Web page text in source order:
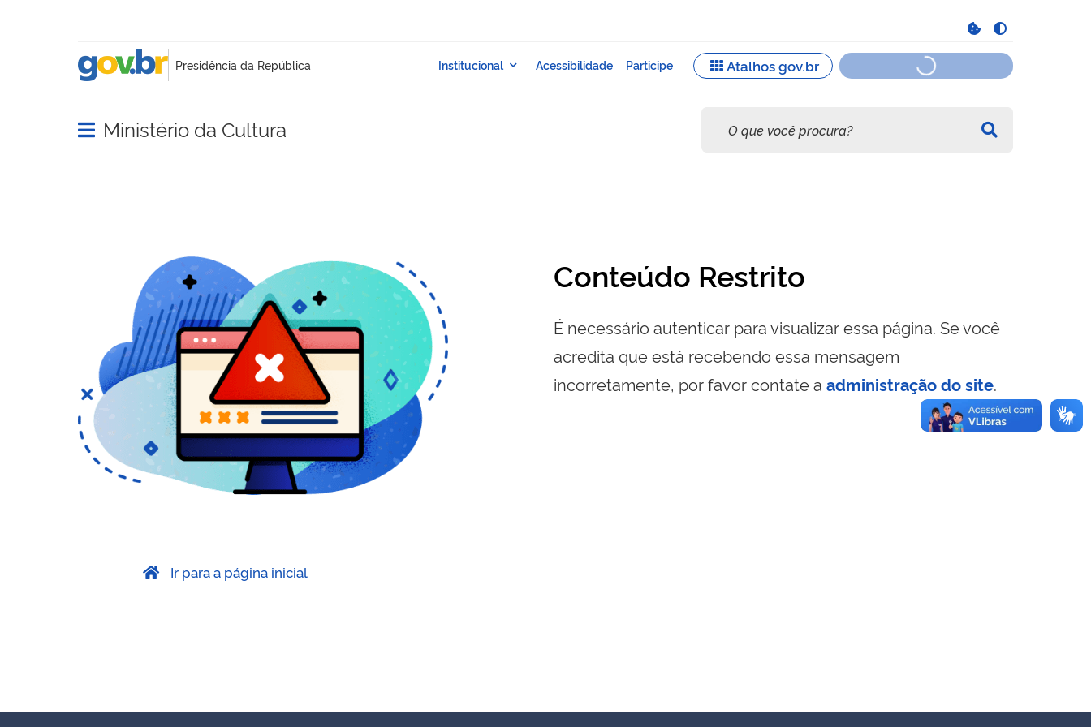
Abrir menu principal de navegação
Ministério da Cultura
Conteúdo Restrito
É necessário autenticar para visualizar essa página. Se você
acredita que está recebendo essa mensagem
incorretamente, por favor contate a administração do site.
Ir para a página inicial